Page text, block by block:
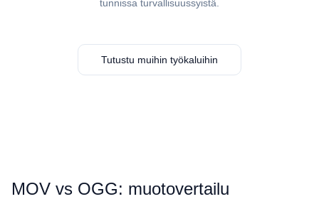
tunnissa turvallisuussyistä.
Tutustu muihin työkaluihin
⁦MOV⁩ vs ⁦OGG⁩: muotovertailu